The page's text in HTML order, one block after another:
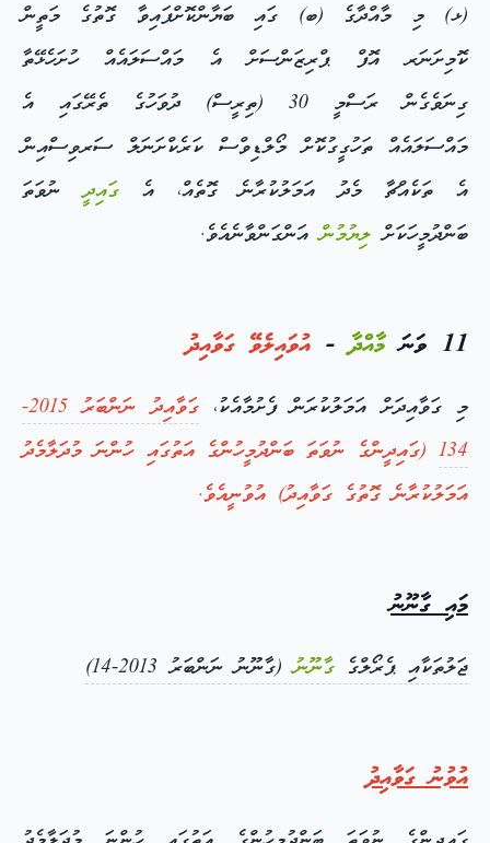
(ޅ) މި މާއްދާގެ (ބ) ގައި ބަޔާންކޮށްފައިވާ ގޮތުގެ މަތީން
ކޮމިށަނަރ އޮފް ޕްރިޒަންސަށް އެ މައްސަލައެއް ހުށަހެޅޭތާ
ގިނަވެގެން ރަސްމީ 30 (ތިރީސް) ދުވަހުގެ ތެރޭގައި އެ
މައްސަލައެއް ތަހުގީގުކޮށް މޯލްޑިވްސް ކަރެކްށަނަލް ސަރވިސްއިން
އެ ތަކެއްޗާ މެދު އަމަލުކުރާނެ ގޮތެއް، އެގައިދީނުވަތަ
ބަންދުމީހަކަށް ލިޔުމުންއަންގަންވާނެއެވެ.
11 ވަނަ މާއްދާ- އުވައިލެވޭ ގަވާއިދު
މި ގަވާއިދަށް އަމަލުކުރަން ފެށުމާއެކު،
ގަވާއިދު ނަންބަރު 2015-
134 (ގައިދީންގެ ނުވަތަ ބަންދުމީހުންގެ އަތުގައި ހުންނަ މުދަލާމެދު
އަމަލުކުރާނެ ގޮތުގެ ގަވާއިދު) އުވުނީއެވެ.
މައި ގާނޫނު
ޖަލުތަކާއި ޕެރޯލްގެ ގާނޫނު(ގާނޫނު ނަންބަރު 2013-14)
އުވުނު ގަވާއިދު